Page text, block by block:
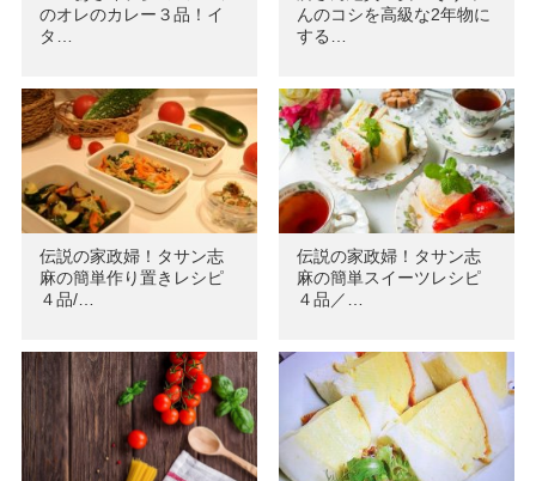
のオレのカレー３品！イ
タ…
んのコシを高級な2年物に
する…
伝説の家政婦！タサン志
麻の簡単作り置きレシピ
４品/…
伝説の家政婦！タサン志
麻の簡単スイーツレシピ
４品／…